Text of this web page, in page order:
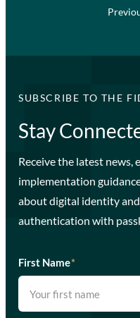
SUBSCRIBE TO THE
Stay
Receive the latest news,
implementation
about digital identity
authentication with
First Name*